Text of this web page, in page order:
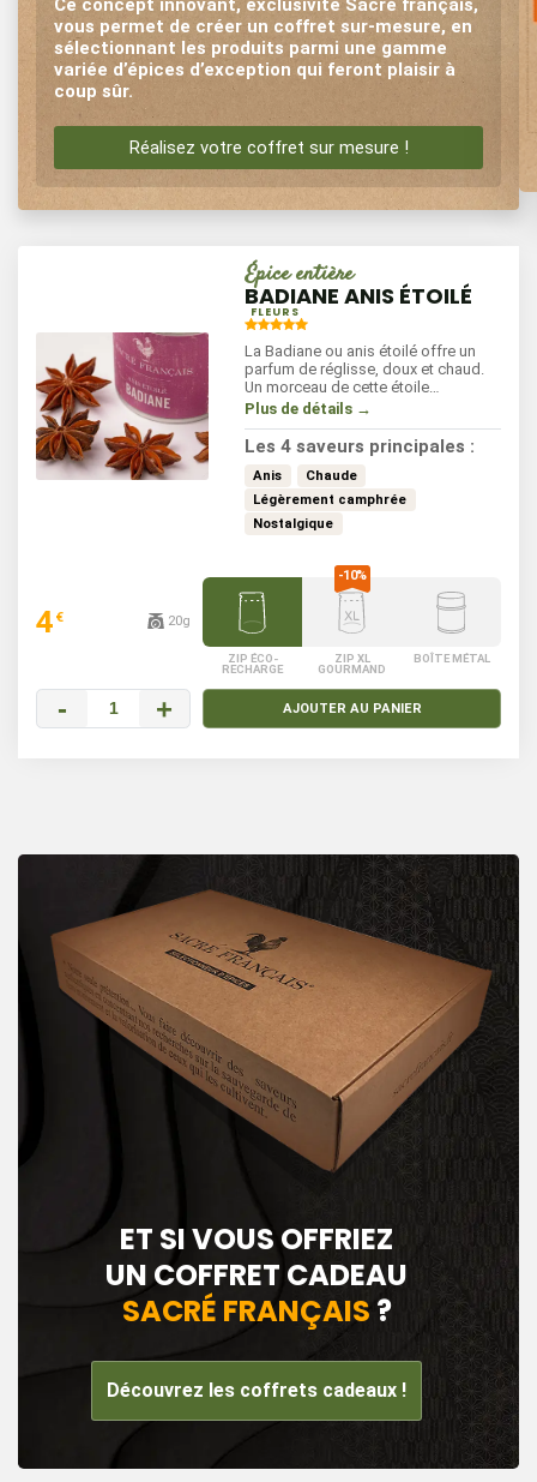
Ce concept innovant, exclusivité Sacré français,
vous permet de créer un coffret sur-mesure, en
sélectionnant les produits parmi une gamme
variée d’épices d’exception qui feront plaisir à
coup sûr.
Réalisez votre coffret sur mesure !
Épice entière
BADIANE ANIS ÉTOILÉ
FLEURS
La Badiane ou anis étoilé offre un
parfum de réglisse, doux et chaud.
Un morceau de cette étoile
parfumera vos cuissons de
sautés. La badiane s'utilise
également en patisserie.
Plus de détails →
Les 4 saveurs principales :
Anis
Chaude
Légèrement camphrée
Nostalgique
4 € 20g
ZIP ÉCO-
RECHARGE
ZIP XL
GOURMAND
BOÎTE MÉTAL
- + AJOUTER AU PANIER
ET SI VOUS OFFRIEZ
UN COFFRET CADEAU
SACRÉ FRANÇAIS ?
Découvrez les coffrets cadeaux !